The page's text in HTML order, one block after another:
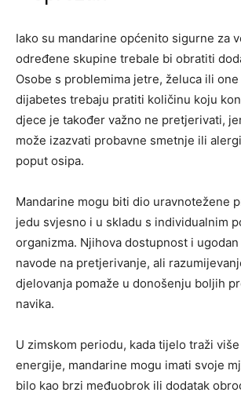
Iako su mandarine općenito sigurne za
određene skupine trebale bi obratiti
Osobe s problemima jetre, želuca ili
dijabetes trebaju pratiti količinu koju
djece je također važno ne pretjerivati,
može izazvati probavne smetnje ili
poput osipa.
Mandarine mogu biti dio uravnotežene
jedu svjesno i u skladu s individualnim
organizma. Njihova dostupnost i
navode na pretjerivanje, ali
djelovanja pomaže u donošenju boljih
navika.
U zimskom periodu, kada tijelo traži
energije, mandarine mogu imati svoje
bilo kao brzi međuobrok ili dodatak